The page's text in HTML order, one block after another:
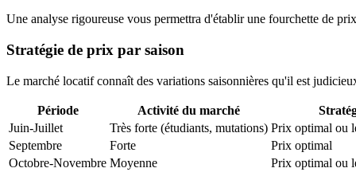
Une analyse rigoureuse vous permettra d'établir une fourchette de
Stratégie de prix par saison
Le marché locatif connaît des variations saisonnières qu'il est
Période Activité du marché
Juin-Juillet
Très forte (étudiants, mutations) Prix optimal ou
Septembre
Forte
Prix optimal
Octobre-Novembre Moyenne
Prix optimal ou